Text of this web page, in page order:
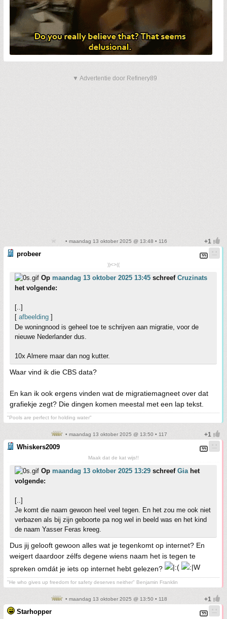
▼ Advertentie door Refinery89
• maandag 13 oktober 2025 @ 13:48 • 116
probeer
))<>((
Op maandag 13 oktober 2025 13:45 schreef Cruzinats
het volgende:
[..]
[ afbeelding ]
De woningnood is geheel toe te schrijven aan migratie, voor de
nieuwe Nederlander dus.
10x Almere maar dan nog kutter.
Waar vind ik die CBS data?
En kan ik ook ergens vinden wat de migratiemagneet over dat
grafiekje zegt? Die dingen komen meestal met een lap tekst.
"Pools are perfect for holding water"
• maandag 13 oktober 2025 @ 13:50 • 117
Whiskers2009
Maak dat de kat wijs!!
Op maandag 13 oktober 2025 13:29 schreef Giahet
volgende:
[..]
Je komt die naam gewoon heel veel tegen. En het zou me ook niet
verbazen als bij zijn geboorte pa nog wel in beeld was en het kind
de naam Yasser Feras kreeg.
Dus jij gelooft gewoon alles wat je tegenkomt op internet? En
weigert daardoor zélfs degene wiens naam het is tegen te
spreken omdát je iets op internet hebt gelezen?
"He who gives up freedom for safety deserves neither" Benjamin Franklin
• maandag 13 oktober 2025 @ 13:50 • 118
Starhopper